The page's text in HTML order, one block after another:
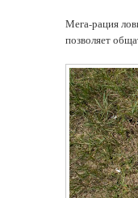
Мега-рация
позволяет